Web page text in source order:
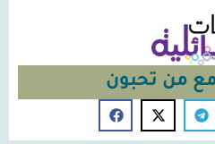
من تحبون